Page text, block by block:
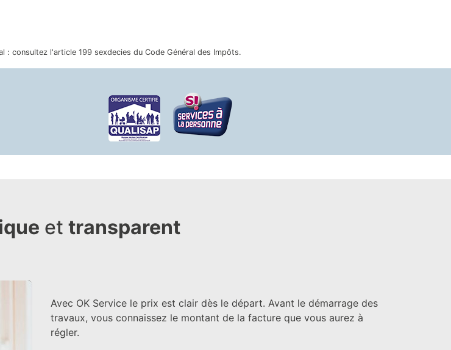
: consultez l'article 199 sexdecies du Code Général des Impôts.
et transparent
Avec OK Service le prix est clair dès le départ. Avant le démarrage des
travaux, vous connaissez le montant de la facture que vous aurez à
régler.